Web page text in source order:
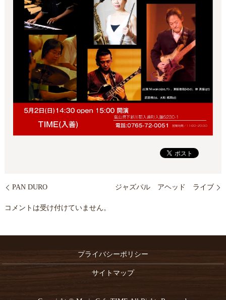
PAN DURO ジャズパル アヘッド ライブ
コメントは受け付けていません。
プライバシーポリシー
サイトマップ